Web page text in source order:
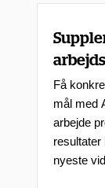
Få
mål med
arbejde
nyeste